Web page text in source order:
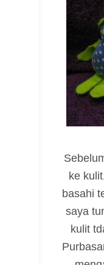
ke
basahi
saya
kulit